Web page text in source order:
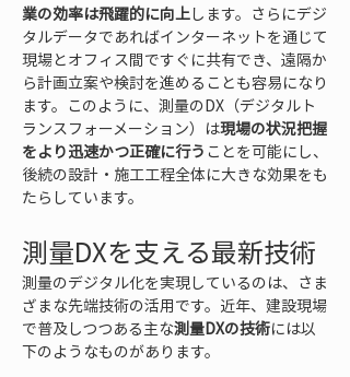
業の効率は飛躍的に向上します。さらにデジ
タルデータであればインターネットを通じて
現場とオフィス間ですぐに共有でき、遠隔か
ら計画立案や検討を進めることも容易になり
ます。このように、測量のDX（デジタルト
ランスフォーメーション）は現場の状況把握
をより迅速かつ正確に行う ことを可能にし、
後続の設計・施工工程全体に大きな効果をも
たらしています。
測量DXを支える最新技術
測量のデジタル化を実現しているのは、さま
ざまな先端技術の活用です。近年、建設現場
で普及しつつある主な測量DXの技術には以
下のようなものがあります。